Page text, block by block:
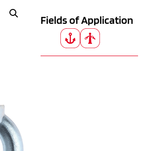
Fields of Application